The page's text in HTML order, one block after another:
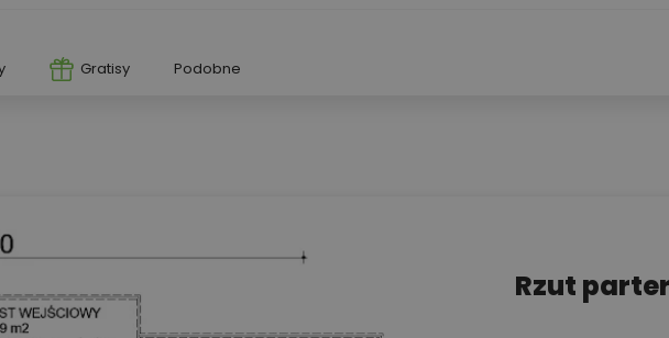
Gratisy Podobne
Rzut